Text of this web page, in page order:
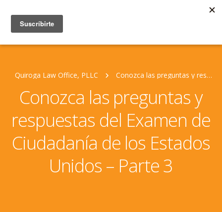
Quiroga Law Office, PLLC Conozca las preguntas y respuestas del Examen de Ciudadanía de los Estados Unidos – Parte 3
Conozca las preguntas y
respuestas del Examen de
Ciudadanía de los Estados
Unidos – Parte 3